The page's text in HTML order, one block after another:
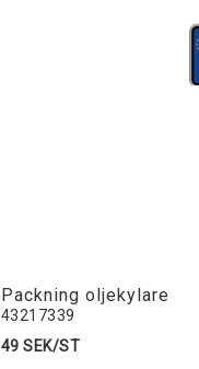
Packning oljekylare
43217339
49 SEK/ST